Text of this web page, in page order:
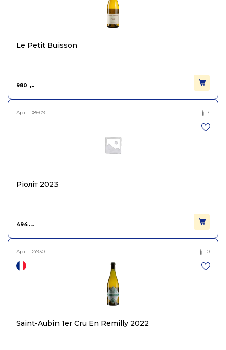
Le Petit Buisson
980 грн.
Арт.: D8609 7
Ріоліт 2023
494 грн.
Арт.: D4930 10
Saint-Aubin 1er Cru En Remilly 2022